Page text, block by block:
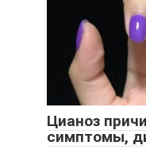
Цианоз
симптомы,